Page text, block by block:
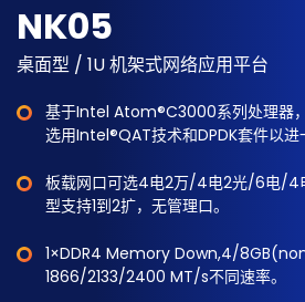
NK05
桌面型 / 1U 机架式网络应用平台
基于Intel Atom®C3000系列处理器
选用Intel®QAT技术和DPDK套件以进
板载网口可选4电2万/4电2光/6电/4
型支持1到2扩，无管理口。
1×DDR4 Memory Down,4/
1866/2133/2400 MT/s不同速率。